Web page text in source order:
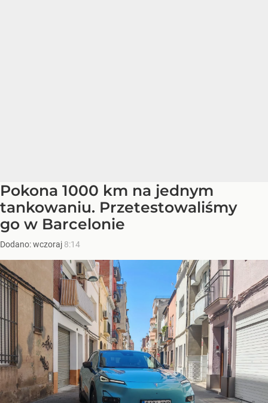
Pokona 1000 km na jednym
tankowaniu. Przetestowaliśmy
go w Barcelonie
Dodano:wczoraj 8:14